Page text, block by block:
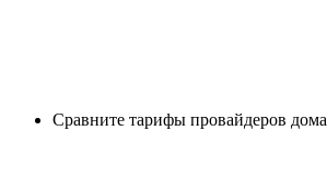
Сравните тарифы провайдеров дома